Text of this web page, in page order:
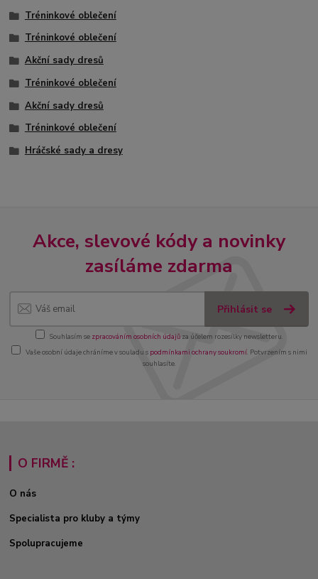
Tréninkové oblečení
Tréninkové oblečení
Akční sady dresů
Tréninkové oblečení
Akční sady dresů
Tréninkové oblečení
Hráčské sady a dresy
Akce, slevové kódy a novinky
zasíláme zdarma
Přihlásit se
Souhlasím se zpracováním osobních údajůza účelem rozesílky newsletteru.
Vaše osobní údaje chráníme v souladu s podmínkami ochrany soukromí. Potvrzením s nimi
souhlasíte.
O FIRMĚ :
O nás
Specialista pro kluby a týmy
Spolupracujeme